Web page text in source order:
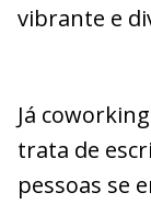
vibrante e
Já
trata de
pessoas se